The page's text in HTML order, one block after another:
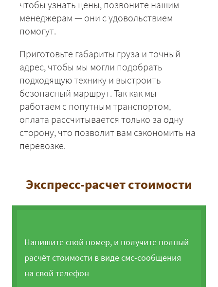
чтобы узнать цены, позвоните нашим
менеджерам — они с удовольствием
помогут.
Приготовьте габариты груза и точный
адрес, чтобы мы могли подобрать
подходящую технику и выстроить
безопасный маршрут. Так как мы
работаем с попутным транспортом,
оплата рассчитывается только за одну
сторону, что позволит вам сэкономить на
перевозке.
Экспресс-расчет стоимости
Напишите свой номер, и получите полный
расчёт стоимости в виде смс-сообщения
на свой телефон